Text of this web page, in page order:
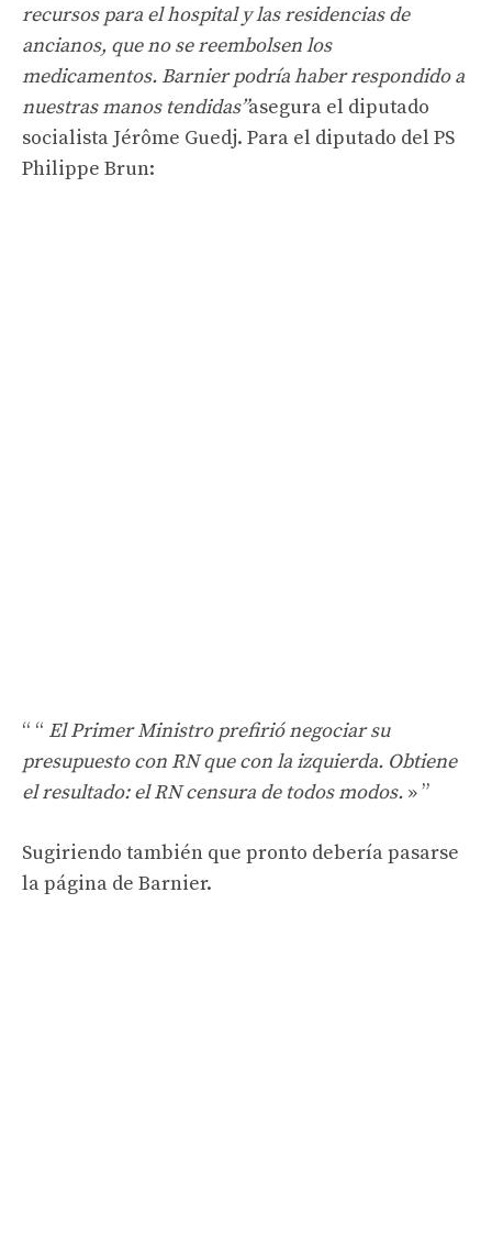
recursos para el hospital y las residencias de
ancianos, que no se reembolsen los
medicamentos. Barnier podría haber respondido a
nuestras manos tendidas”asegura el diputado
socialista Jérôme Guedj. Para el diputado del PS
Philippe Brun:
“ El Primer Ministro prefirió negociar su
presupuesto con RN que con la izquierda. Obtiene
el resultado: el RN censura de todos modos. »
Sugiriendo también que pronto debería pasarse
la página de Barnier.